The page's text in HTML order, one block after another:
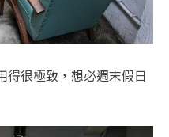
得很極致，想必週末假日